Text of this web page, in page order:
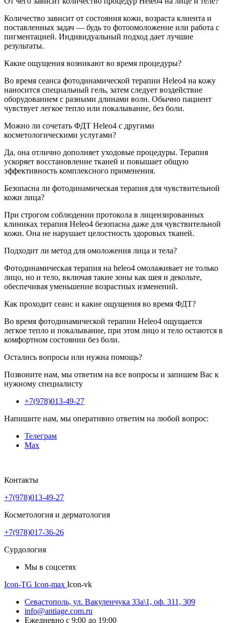
Количество зависит от состояния кожи, возраста клиента и
поставленных задач — будь то фотоомоложение или работа с
пигментацией. Индивидуальный подход дает лучшие
результаты.
Какие ощущения возникают во время процедуры?
Во время сеанса фотодинамической терапии Heleo4 на кожу
наносится специальный гель, затем следует воздействие
оборудованием с разными длинами волн. Обычно пациент
чувствует легкое тепло или покалывание, без боли.
Можно ли сочетать ФДТ Heleo4 с другими
косметологическими услугами?
Да, она отлично дополняет уходовые процедуры. Терапия
ускоряет восстановление тканей и повышает общую
эффективность комплексного применения.
Безопасна ли фотодинамическая терапия для чувствительной
кожи лица?
При строгом соблюдении протокола в лицензированных
клиниках терапия Heleo4 безопасна даже для чувствительной
кожи. Она не нарушает целостность здоровых тканей.
Подходит ли метод для омоложения лица и тела?
Фотодинамическая терапия на heleo4 омолаживает не только
лицо, но и тело, включая такие зоны как шея и декольте,
обеспечивая уменьшение возрастных изменений.
Как проходит сеанс и какие ощущения во время ФДТ?
Во время фотодинамической терапии Heleo4 ощущается
легкое тепло и покалывание, при этом лицо и тело остаются в
комфортном состоянии без боли.
Остались вопросы или нужна помощь?
Позвоните нам, мы ответим на все вопросы и запишем Вас к
нужному специалисту
+7(978)013-49-27
Напишите нам, мы оперативно ответим на любой вопрос:
Телеграм
Max
Контакты
+7(978)013-49-27
Косметология и дерматология
+7(978)017-36-26
Сурдология
Мы в соцсетях
Icon-TG Icon-max Icon-vk
Севастополь, ул. Вакуленчука 33а\1, оф. 311, 309
info@antiage.com.ru
Ежедневно с 9:00 до 19:00